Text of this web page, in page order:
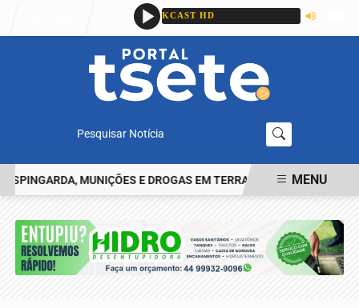
Pesquisar Notícia
MUNIÇÕES E DROGAS EM TERRA ROXA HOMEM
MENU